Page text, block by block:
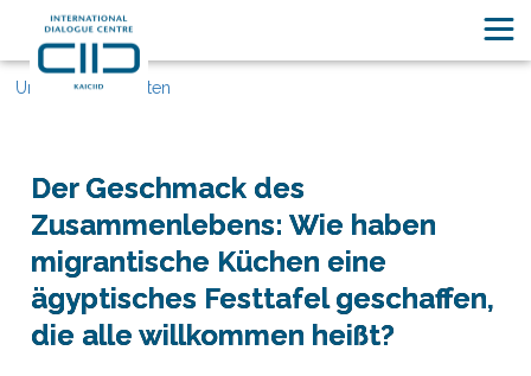
Unsere Geschichten
Der Geschmack des
Zusammenlebens: Wie haben
migrantische Küchen eine
ägyptisches Festtafel geschaffen,
die alle willkommen heißt?